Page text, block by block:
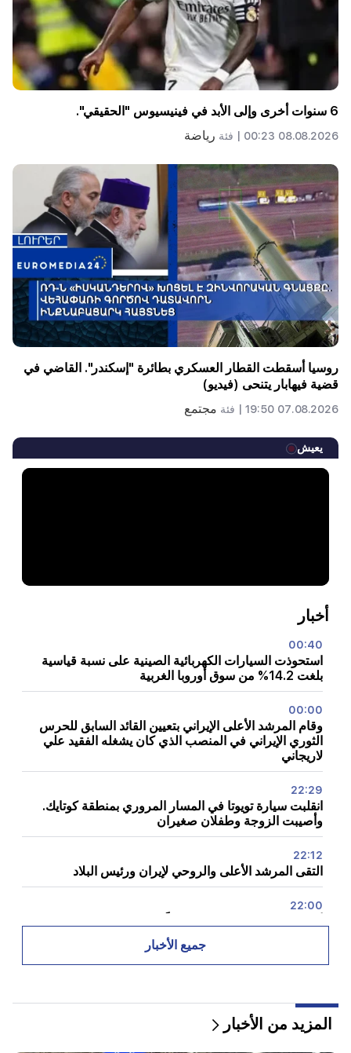
6 سنوات أخرى وإلى الأبد في فينيسيوس "الحقيقي".
08.08.2026 00:23 | فئة رياضة
روسيا أسقطت القطار العسكري بطائرة "إسكندر". القاضي في
قضية فيهابار يتنحى (فيديو)
07.08.2026 19:50 | فئة مجتمع
يعيش
أخبار
00:40
استحوذت السيارات الكهربائية الصينية على نسبة قياسية
بلغت 14.2% من سوق أوروبا الغربية
00:00
وقام المرشد الأعلى الإيراني بتعيين القائد السابق للحرس
الثوري الإيراني في المنصب الذي كان يشغله الفقيد علي
لاريجاني
22:29
انقلبت سيارة تويوتا في المسار المروري بمنطقة كوتايك.
وأصيبت الزوجة وطفلان صغيران
22:12
التقى المرشد الأعلى والروحي لإيران ورئيس البلاد
22:00
الروسي
20:00
جميع الأخبار
المزيد من الأخبار